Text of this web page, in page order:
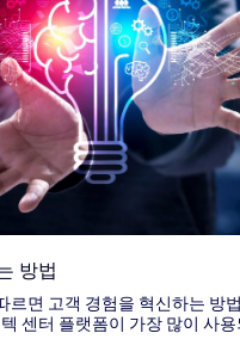
방법
르면 고객 경험을 혁신하는 방
센터 플랫폼이 가장 많이 사